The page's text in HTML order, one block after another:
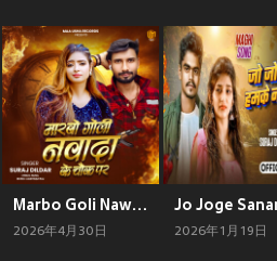
Marbo Goli Nawada Ke Chok Pa
2026年4月30日 2026年1月19日